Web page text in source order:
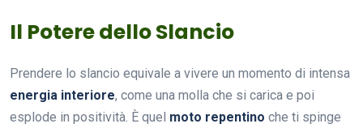
Il Potere dello Slancio
Prendere lo slancio equivale a vivere un momento di intensa
energia interiore, come una molla che si carica e poi
esplode in positività. È quel moto repentino che ti spinge